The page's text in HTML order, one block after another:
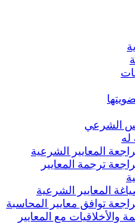
الشرعي
له
المعايير الشرعية
ترجمة المعايير
المعايير الشرعية
توافق معايير المحاسبة
والأخلاقيات مع المعايير